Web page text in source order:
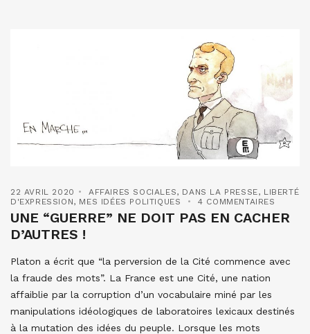
22 AVRIL 2020 AFFAIRES SOCIALES, DANS LA PRESSE, LIBERTÉ
D'EXPRESSION, MES IDÉES POLITIQUES 4 COMMENTAIRES
UNE “GUERRE” NE DOIT PAS EN CACHER
D’AUTRES !
Platon a écrit que “la perversion de la Cité commence avec
la fraude des mots”. La France est une Cité, une nation
affaiblie par la corruption d’un vocabulaire miné par les
manipulations idéologiques de laboratoires lexicaux destinés
à la mutation des idées du peuple. Lorsque les mots